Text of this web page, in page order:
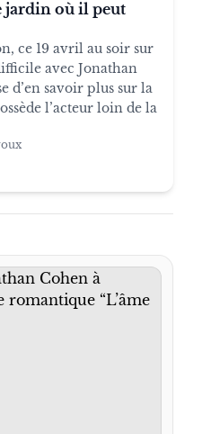
jardin où il peut
ce 19 avril au soir sur
avec Jonathan
d’en savoir plus sur la
l’acteur loin de la